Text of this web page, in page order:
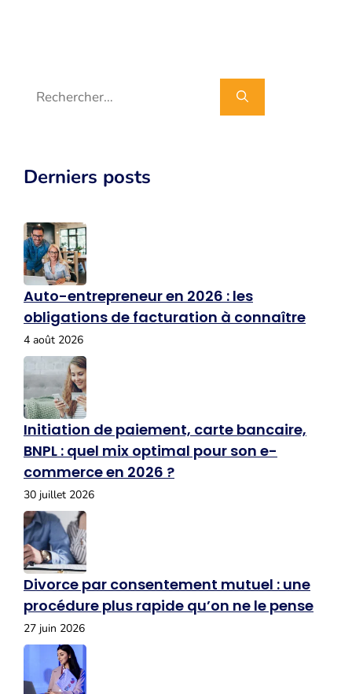
Rechercher :
Derniers posts
Auto-entrepreneur en 2026 : les
obligations de facturation à connaître
4 août 2026
Initiation de paiement, carte bancaire,
BNPL : quel mix optimal pour son e-
commerce en 2026 ?
30 juillet 2026
Divorce par consentement mutuel : une
procédure plus rapide qu’on ne le pense
27 juin 2026